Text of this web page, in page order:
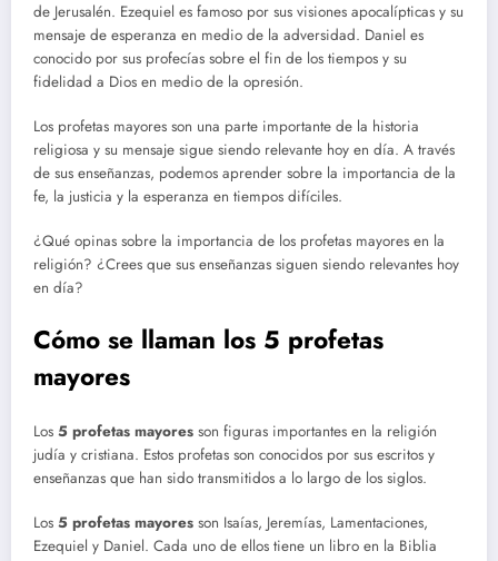
de Jerusalén. Ezequiel es famoso por sus visiones apocalípticas y su
mensaje de esperanza en medio de la adversidad. Daniel es
conocido por sus profecías sobre el fin de los tiempos y su
fidelidad a Dios en medio de la opresión.
Los profetas mayores son una parte importante de la historia
religiosa y su mensaje sigue siendo relevante hoy en día. A través
de sus enseñanzas, podemos aprender sobre la importancia de la
fe, la justicia y la esperanza en tiempos difíciles.
¿Qué opinas sobre la importancia de los profetas mayores en la
religión? ¿Crees que sus enseñanzas siguen siendo relevantes hoy
en día?
Cómo se llaman los 5 profetas
mayores
Los 5 profetas mayores son figuras importantes en la religión
judía y cristiana. Estos profetas son conocidos por sus escritos y
enseñanzas que han sido transmitidos a lo largo de los siglos.
Los 5 profetas mayores son Isaías, Jeremías, Lamentaciones,
Ezequiel y Daniel. Cada uno de ellos tiene un libro en la Biblia